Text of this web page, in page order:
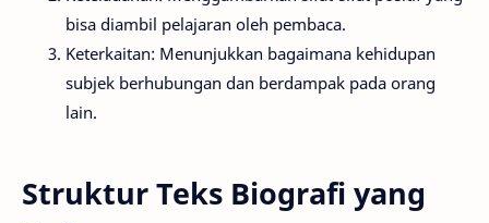
bisa diambil pelajaran oleh pembaca.
Keterkaitan: Menunjukkan bagaimana kehidupan
subjek berhubungan dan berdampak pada orang
lain.
Struktur Teks Biografi yang